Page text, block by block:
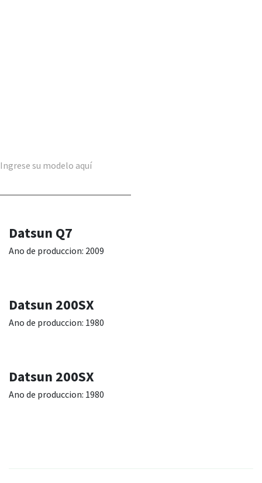
Ingrese su modelo aquí
Datsun Q7
Ano de produccion: 2009
Datsun 200SX
Ano de produccion: 1980
Datsun 200SX
Ano de produccion: 1980